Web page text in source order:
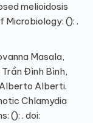
melioidosis
Microbiology: (): .
Masala,
Trần Đình Bình,
Alberto Alberti.
Chlamydia
(): . doi: